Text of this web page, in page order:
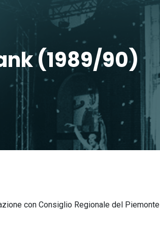
(1989/90)
con Consiglio Regionale del Piemonte